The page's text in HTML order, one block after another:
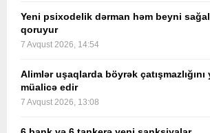
Yeni psixodelik dərman həm beyni
qoruyur
7 Avqust 2026, 14:54
Alimlər uşaqlarda böyrək
müalicə edir
7 Avqust 2026, 13:08